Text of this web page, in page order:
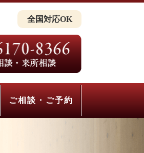
全国対応OK
ご相談・ご予約